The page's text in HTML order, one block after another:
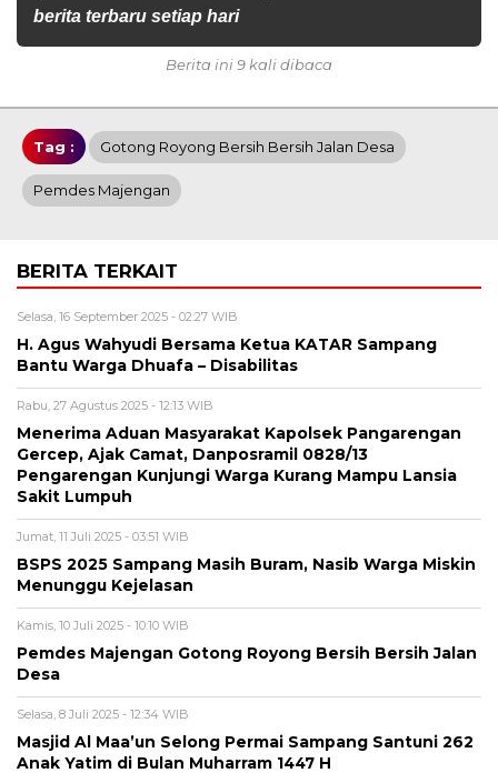
berita terbaru setiap hari
Berita ini 9 kali dibaca
Tag : Gotong Royong Bersih Bersih Jalan Desa
Pemdes Majengan
BERITA TERKAIT
Selasa, 16 September 2025 - 02:27 WIB
H. Agus Wahyudi Bersama Ketua KATAR Sampang
Bantu Warga Dhuafa – Disabilitas
Rabu, 27 Agustus 2025 - 12:13 WIB
Menerima Aduan Masyarakat Kapolsek Pangarengan
Gercep, Ajak Camat, Danposramil 0828/13
Pengarengan Kunjungi Warga Kurang Mampu Lansia
Sakit Lumpuh
Jumat, 11 Juli 2025 - 03:51 WIB
BSPS 2025 Sampang Masih Buram, Nasib Warga Miskin
Menunggu Kejelasan
Kamis, 10 Juli 2025 - 10:10 WIB
Pemdes Majengan Gotong Royong Bersih Bersih Jalan
Desa
Selasa, 8 Juli 2025 - 12:34 WIB
Masjid Al Maa’un Selong Permai Sampang Santuni 262
Anak Yatim di Bulan Muharram 1447 H